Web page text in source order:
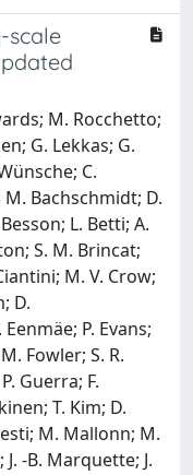
scale
M. Rocchetto;
G. Lekkas; G.
C.
Bachschmidt; D.
L. Betti; A.
S. M. Brincat;
M. V. Crow;
D.
P. Evans;
Fowler; S. R.
Guerra; F.
T. Kim; D.
M. Mallonn; M.
-B. Marquette; J.